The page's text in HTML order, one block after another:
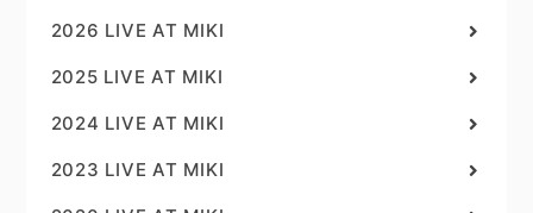
2026 LIVE AT MIKI
2025 LIVE AT MIKI
2024 LIVE AT MIKI
2023 LIVE AT MIKI